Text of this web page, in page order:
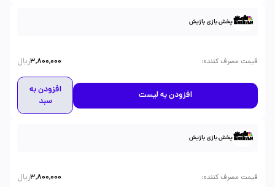
پخش بازی بازیش
قیمت مصرف کننده:
3,800,000ریال
افزودن به لیست
افزودن به
سبد
پخش بازی بازیش
قیمت مصرف کننده:
3,800,000ریال